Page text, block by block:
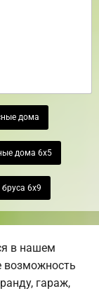
дома
дома 6х5
6х9
в нашем
возможность
гараж,